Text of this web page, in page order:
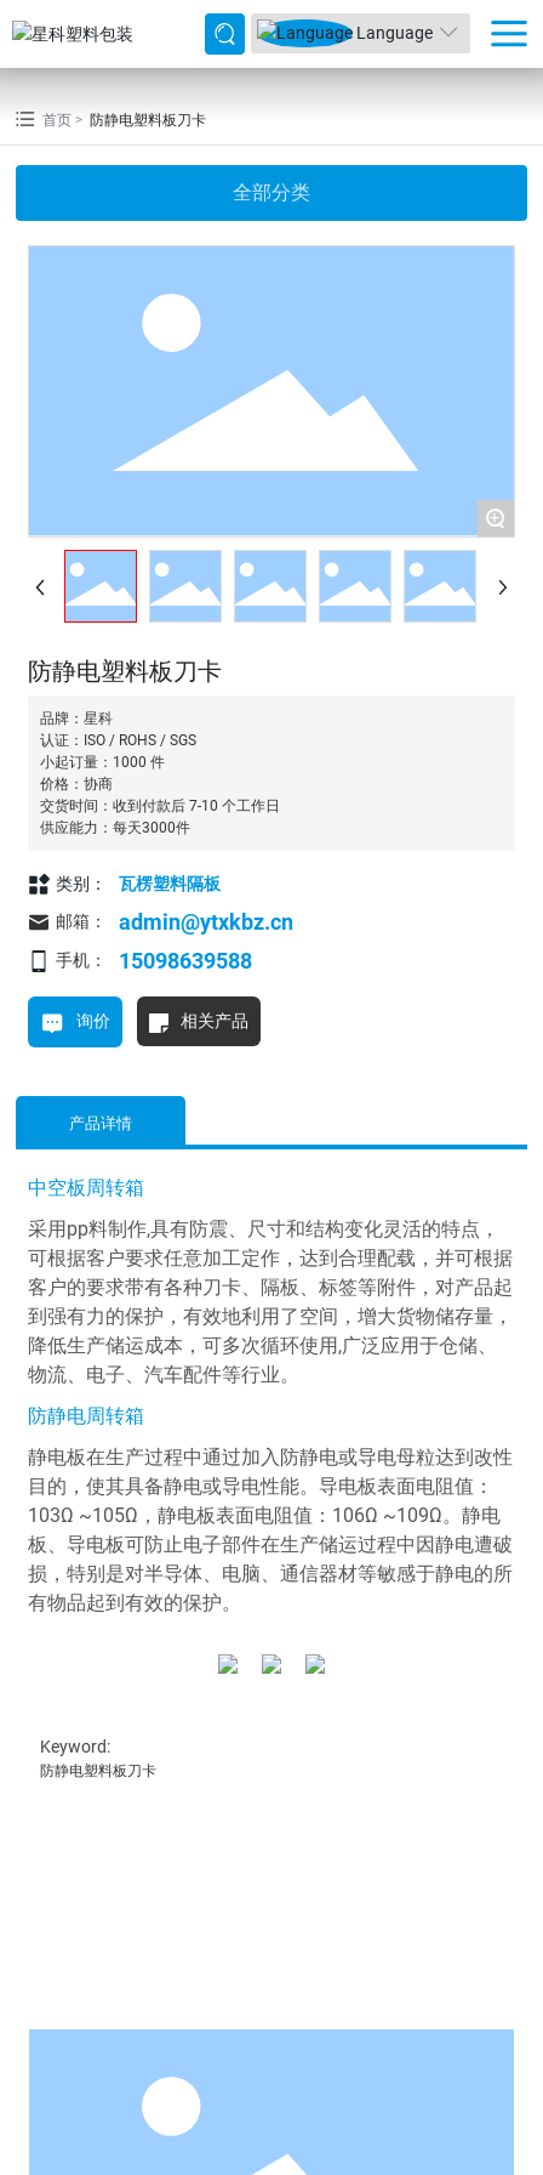
Language
首页 防静电塑料板刀卡
全部分类
+
防静电塑料板刀卡
品牌：星科
认证：ISO / ROHS / SGS
小起订量：1000 件
价格：协商
交货时间：收到付款后 7-10 个工作日
供应能力：每天3000件
类别：
瓦楞塑料隔板
邮箱：
admin@ytxkbz.cn
手机： 15098639588
询价 相关产品
产品详情
中空板周转箱
采用pp料制作,具有防震、尺寸和结构变化灵活的特点，
可根据客户要求任意加工定作，达到合理配载，并可根据
客户的要求带有各种刀卡、隔板、标签等附件，对产品起
到强有力的保护，有效地利用了空间，增大货物储存量，
降低生产储运成本，可多次循环使用,广泛应用于仓储、
物流、电子、汽车配件等行业。
防静电周转箱
静电板在生产过程中通过加入防静电或导电母粒达到改性
目的，使其具备静电或导电性能。导电板表面电阻值：
103Ω ~105Ω，静电板表面电阻值：106Ω ~109Ω。静电
板、导电板可防止电子部件在生产储运过程中因静电遭破
损，特别是对半导体、电脑、通信器材等敏感于静电的所
有物品起到有效的保护。
Keyword:
防静电塑料板刀卡